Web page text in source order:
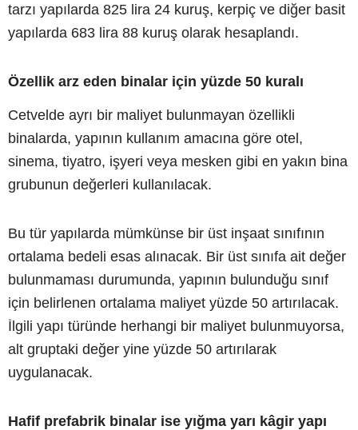
tarzı yapılarda 825 lira 24 kuruş, kerpiç ve diğer basit
yapılarda 683 lira 88 kuruş olarak hesaplandı.
Özellik arz eden binalar için yüzde 50 kuralı
Cetvelde ayrı bir maliyet bulunmayan özellikli
binalarda, yapının kullanım amacına göre otel,
sinema, tiyatro, işyeri veya mesken gibi en yakın bina
grubunun değerleri kullanılacak.
Bu tür yapılarda mümkünse bir üst inşaat sınıfının
ortalama bedeli esas alınacak. Bir üst sınıfa ait değer
bulunmaması durumunda, yapının bulunduğu sınıf
için belirlenen ortalama maliyet yüzde 50 artırılacak.
İlgili yapı türünde herhangi bir maliyet bulunmuyorsa,
alt gruptaki değer yine yüzde 50 artırılarak
uygulanacak.
Hafif prefabrik binalar ise yığma yarı kâgir yapı